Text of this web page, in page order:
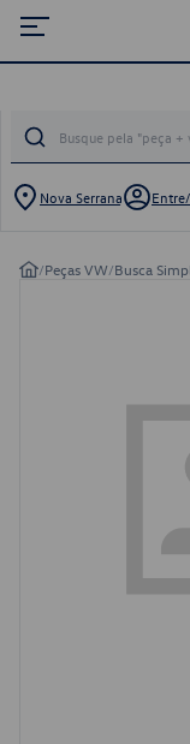
Nova Serrana
/Peças VW/Busca